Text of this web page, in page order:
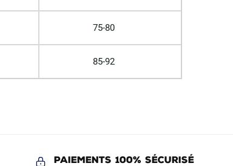
75-80
85-92
Paiements 100% Sécurisé